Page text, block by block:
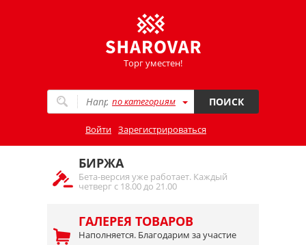
Торг уместен!
по категориям ПОИСК
Войти Зарегистрироваться
БИРЖА
Бета-версия уже работает. Каждый
четверг с 18.00 до 21.00
ГАЛЕРЕЯ ТОВАРОВ
Наполняется. Благодарим за участие